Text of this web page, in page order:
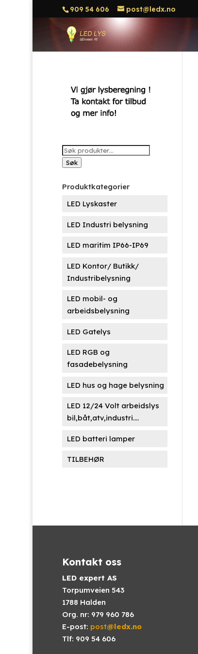
909 54 606 post@ledx.no
Søk
etter:
Søk
Produktkategorier
LED Lyskaster
LED Industri belysning
LED maritim IP66-IP69
LED Kontor/ Butikk/
Industribelysning
LED mobil- og
arbeidsbelysning
LED Gatelys
LED RGB og
fasadebelysning
LED hus og hage belysning
LED 12/24 Volt arbeidslys
bil,båt,atv,industri....
LED batteri lamper
TILBEHØR
Kontakt oss
LED expert AS
Torpumveien 543
1788 Halden
Org. nr: 979 960 786
E-post: post@ledx.no
Tlf: 909 54 606